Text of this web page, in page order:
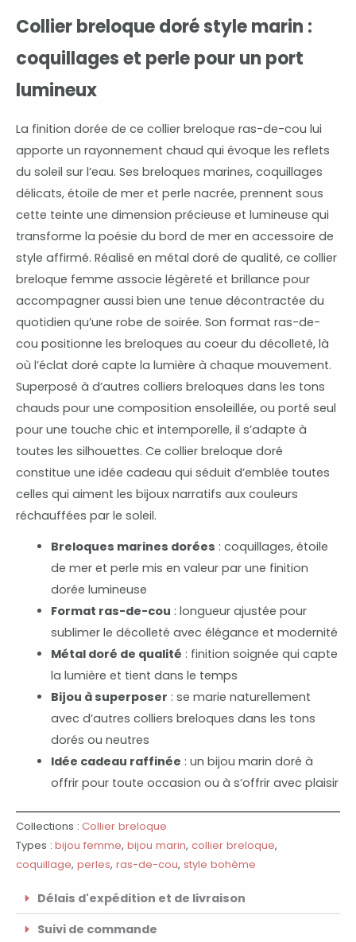
Collier breloque doré style marin :
coquillages et perle pour un port
lumineux
La finition dorée de ce collier breloque ras-de-cou lui
apporte un rayonnement chaud qui évoque les reflets
du soleil sur l’eau. Ses breloques marines, coquillages
délicats, étoile de mer et perle nacrée, prennent sous
cette teinte une dimension précieuse et lumineuse qui
transforme la poésie du bord de mer en accessoire de
style affirmé. Réalisé en métal doré de qualité, ce collier
breloque femme associe légèreté et brillance pour
accompagner aussi bien une tenue décontractée du
quotidien qu’une robe de soirée. Son format ras-de-
cou positionne les breloques au coeur du décolleté, là
où l’éclat doré capte la lumière à chaque mouvement.
Superposé à d’autres colliers breloques dans les tons
chauds pour une composition ensoleillée, ou porté seul
pour une touche chic et intemporelle, il s’adapte à
toutes les silhouettes. Ce collier breloque doré
constitue une idée cadeau qui séduit d’emblée toutes
celles qui aiment les bijoux narratifs aux couleurs
réchauffées par le soleil.
Breloques marines dorées : coquillages, étoile
de mer et perle mis en valeur par une finition
dorée lumineuse
Format ras-de-cou : longueur ajustée pour
sublimer le décolleté avec élégance et modernité
Métal doré de qualité : finition soignée qui capte
la lumière et tient dans le temps
Bijou à superposer : se marie naturellement
avec d’autres colliers breloques dans les tons
dorés ou neutres
Idée cadeau raffinée : un bijou marin doré à
offrir pour toute occasion ou à s’offrir avec plaisir
Collections : Collier breloque
Types : bijou femme, bijou marin, collier breloque,
coquillage, perles, ras-de-cou, style bohème
Délais d'expédition et de livraison
Suivi de commande